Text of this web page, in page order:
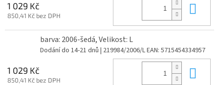
1 029 Kč
850,41 Kč bez DPH
barva: 2006-šedá, Velikost: L
Dodání do 14-21 dnů | 219984/2006/LEAN: 5715454334957
1 029 Kč
850,41 Kč bez DPH